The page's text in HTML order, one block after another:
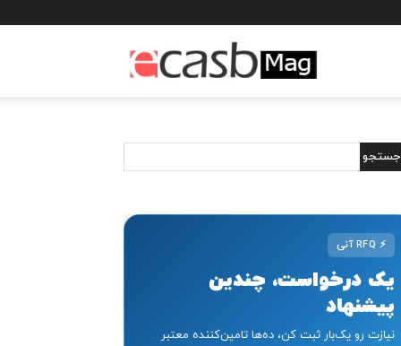
⚡
یک درخواست، چندین
پیشنهاد
نیازت رو یک‌بار ثبت کن، ده‌ها تامین‌کننده معتبر